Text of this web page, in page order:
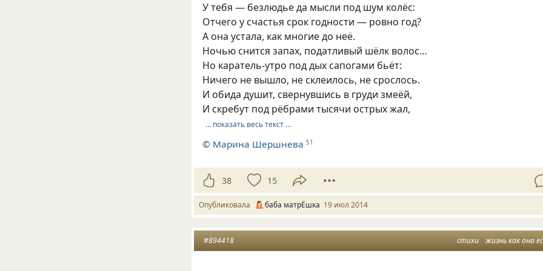
У тебя — безлюдье да мысли под шум колёс:
Отчего у счастья срок годности — ровно год?
А она устала, как многие до неё.
Ночью снится запах, податливый шёлк волос…
Но каратель-утро под дых сапогами бьёт:
Ничего не вышло, не склеилось, не срослось.
И обида душит, свернувшись в груди змеёй,
И скребут под рёбрами тысячи острых жал,
… показать весь текст …
© Марина Шершнева 51
38 15
Опубликовала баба матрЁшка 19 июл 2014
стихи жизнь как она
#894418